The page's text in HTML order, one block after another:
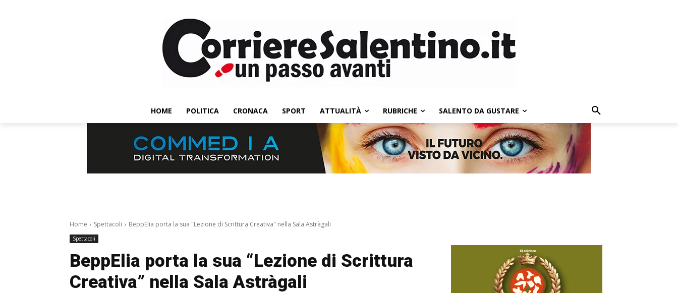
HOME POLITICA CRONACA SPORT ATTUALITÀ RUBRICHE SALENTO DA GUSTARE
Home Spettacoli BeppElia porta la sua "Lezione di Scrittura Creativa" nella Sala Astràgali
Spettacoli
BeppElia porta la sua “Lezione di Scrittura
Creativa” nella Sala Astràgali